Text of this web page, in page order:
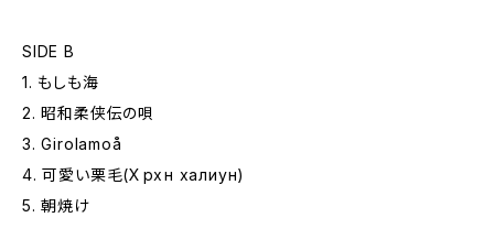
SIDE B
1. もしも海
2. 昭和柔侠伝の唄
3. Girolamoå
4. 可愛い栗毛(Хөөрхөн халиун)
5. 朝焼け